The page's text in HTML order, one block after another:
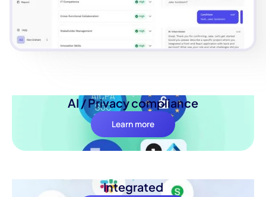
AI / Privacy compliance
Learn more
Integrated